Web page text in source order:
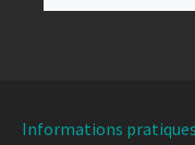
Informations pratiques